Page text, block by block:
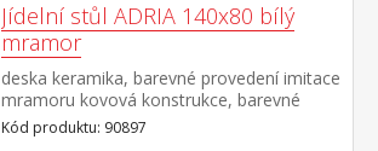
Jídelní stůl ADRIA 140x80 bílý
mramor
deska keramika, barevné provedení imitace
mramoru kovová konstrukce, barevné
provedení černá
Kód produktu: 90897